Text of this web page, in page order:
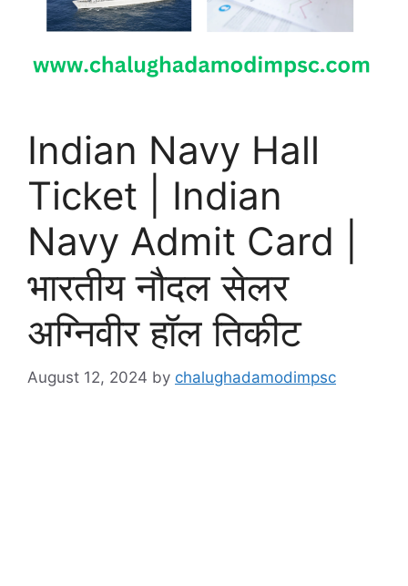
Indian Navy Hall
Ticket | Indian
Navy Admit Card |
भारतीय नौदल सेलर
अग्निवीर हॉल तिकीट
August 12, 2024 by chalughadamodimpsc